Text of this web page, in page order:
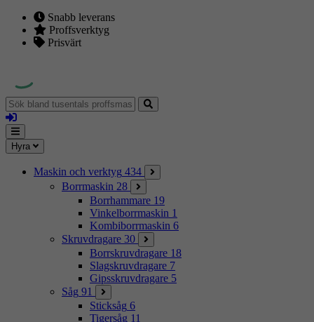
Snabb leverans
Proffsverktyg
Prisvärt
Sök
bland
tusentals
proffsmaskiner
Logga
in
Mina
sidor
Meny
Hyra
Maskin och verktyg 434
Borrmaskin 28
Borrhammare 19
Vinkelborrmaskin 1
Kombiborrmaskin 6
Skruvdragare 30
Borrskruvdragare 18
Slagskruvdragare 7
Gipsskruvdragare 5
Såg 91
Sticksåg 6
Tigersåg 11